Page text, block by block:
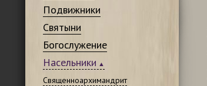
Подвижники
Святыни
Богослужение
Насельники
Священноархимандрит